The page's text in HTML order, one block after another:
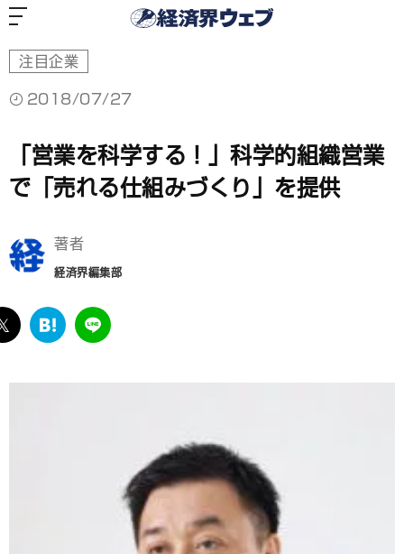
注目企業
2018/07/27
「営業を科学する！」科学的組織営業
で「売れる仕組みづくり」を提供
著者
経済界編集部
twitter
は
ブ
LINE